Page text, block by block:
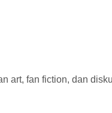
art, fan fiction, dan